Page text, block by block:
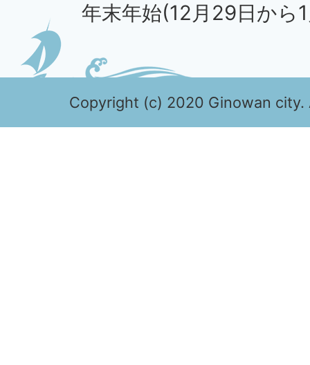
年末年始(12月29日から
Copyright (c) 2020 Ginowan city.